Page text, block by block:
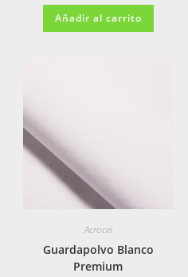
Añadir al carrito
Acrocel
Guardapolvo Blanco
Premium